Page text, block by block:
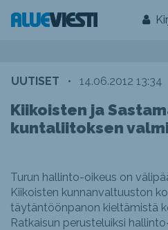
UUTISET • 14.06.2012 13:34
Kiikoisten ja
kuntaliitoksen
Turun hallinto-oikeus on
Kiikoisten kunnanvaltuuston
täytäntöönpanon kieltämistä
Ratkaisun perusteluiksi